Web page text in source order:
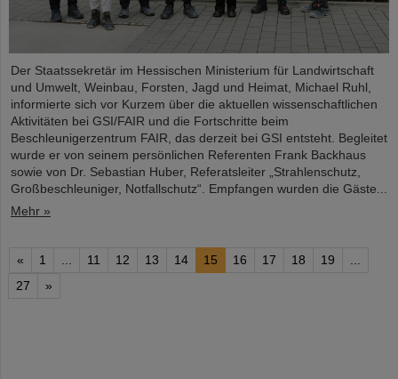
Der Staatssekretär im Hessischen Ministerium für Landwirtschaft
und Umwelt, Weinbau, Forsten, Jagd und Heimat, Michael Ruhl,
informierte sich vor Kurzem über die aktuellen wissenschaftlichen
Aktivitäten bei GSI/FAIR und die Fortschritte beim
Beschleunigerzentrum FAIR, das derzeit bei GSI entsteht. Begleitet
wurde er von seinem persönlichen Referenten Frank Backhaus
sowie von Dr. Sebastian Huber, Referatsleiter „Strahlenschutz,
Großbeschleuniger, Notfallschutz“. Empfangen wurden die Gäste...
Mehr »
« 1 11 12 13 14 15 16 17 18 19
27
»